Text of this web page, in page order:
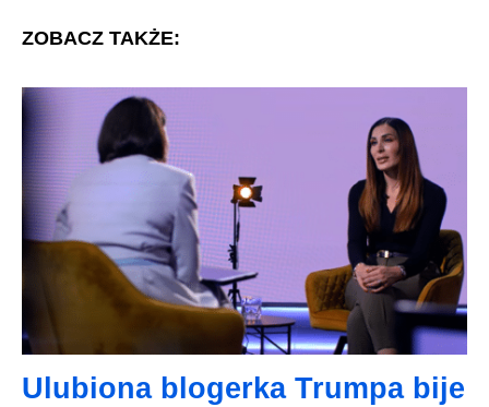
ZOBACZ TAKŻE:
Ulubiona blogerka Trumpa bije